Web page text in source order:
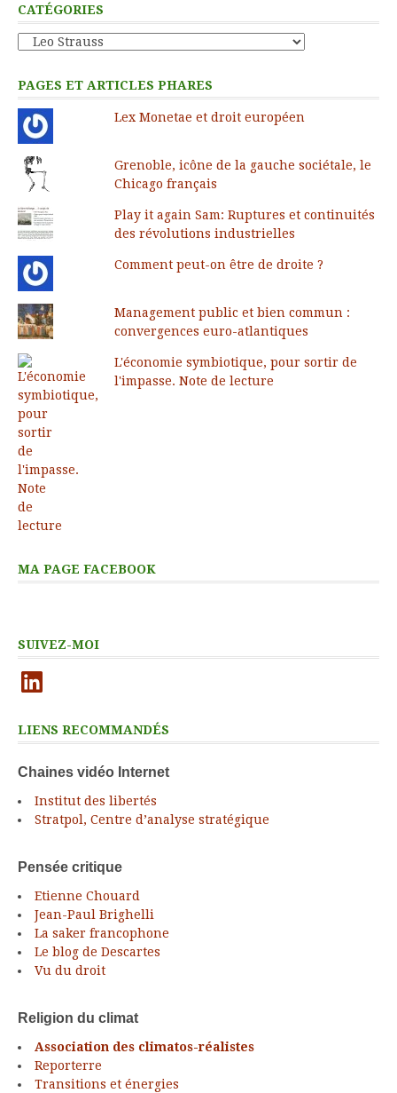
CATÉGORIES
Catégories
PAGES ET ARTICLES PHARES
Lex Monetae et droit européen
Grenoble, icône de la gauche sociétale, le
Chicago français
Play it again Sam: Ruptures et continuités
des révolutions industrielles
Comment peut-on être de droite ?
Management public et bien commun :
convergences euro-atlantiques
L'économie symbiotique, pour sortir de
l'impasse. Note de lecture
MA PAGE FACEBOOK
SUIVEZ-MOI
LinkedIn
LIENS RECOMMANDÉS
Chaines vidéo Internet
Institut des libertés
Stratpol, Centre d’analyse stratégique
Pensée critique
Etienne Chouard
Jean-Paul Brighelli
La saker francophone
Le blog de Descartes
Vu du droit
Religion du climat
Association des climatos-réalistes
Reporterre
Transitions et énergies